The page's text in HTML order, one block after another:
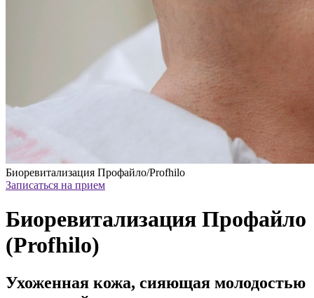
Биоревитализация Профайло/Profhilo
Записаться на прием
Биоревитализация Профайло
(Profhilo)
Ухоженная кожа, сияющая молодостью